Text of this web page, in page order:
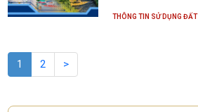
THÔNG TIN SỬ DỤNG ĐẤT
1 2 >